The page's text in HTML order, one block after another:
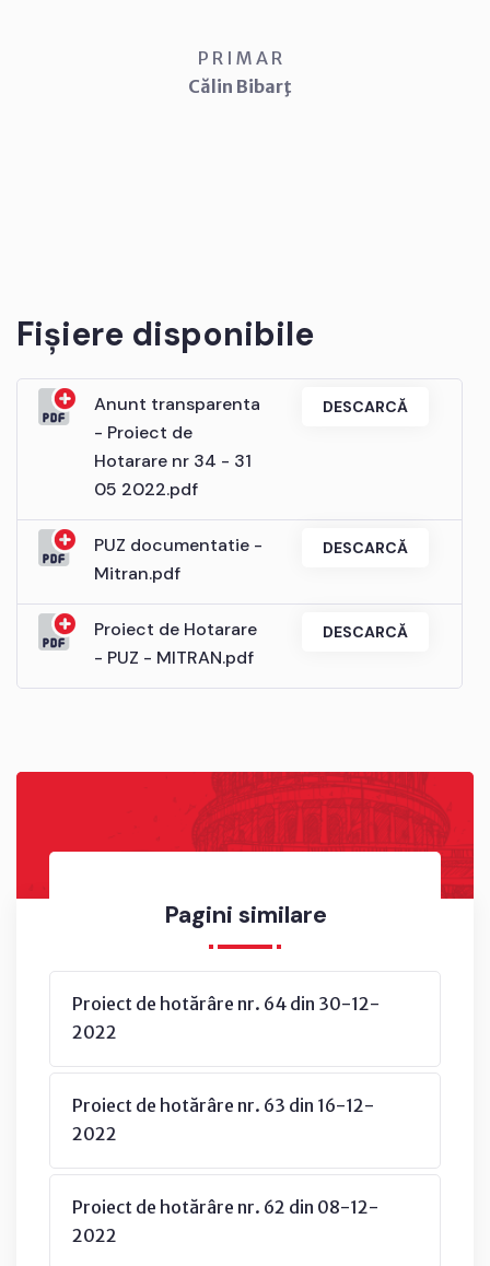
Pagini similare
Proiect de hotărâre nr. 64 din 30-12-
2022
Proiect de hotărâre nr. 63 din 16-12-
2022
Proiect de hotărâre nr. 62 din 08-12-
2022
P R I M A R
Călin Bibarţ
Fișiere disponibile
Anunt transparenta
- Proiect de
Hotarare nr 34 - 31
05 2022.pdf
DESCARCĂ
PUZ documentatie -
Mitran.pdf
DESCARCĂ
Proiect de Hotarare
- PUZ - MITRAN.pdf
DESCARCĂ